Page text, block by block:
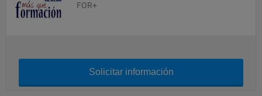
FOR+
Solicitar información